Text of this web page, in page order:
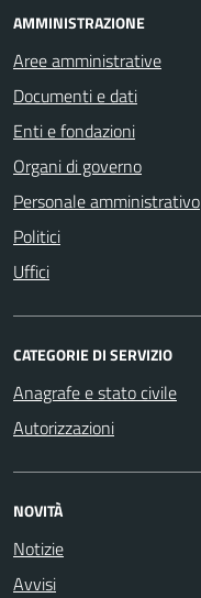
AMMINISTRAZIONE
Aree amministrative
Documenti e dati
Enti e fondazioni
Organi di governo
Personale amministrativo
Politici
Uffici
CATEGORIE DI SERVIZIO
Anagrafe e stato civile
Autorizzazioni
NOVITÀ
Notizie
Avvisi